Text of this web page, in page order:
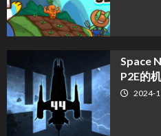
Space
P2E的
2024-